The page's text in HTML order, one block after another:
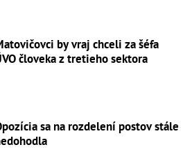
by vraj chceli za šéfa
človeka z tretieho sektora
sa na rozdelení postov stále